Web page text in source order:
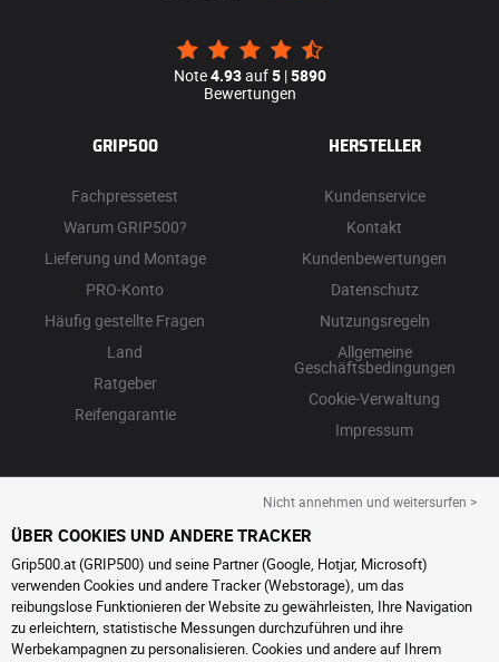
Note4.93auf5|5890
Bewertungen
GRIP500
Fachpressetest
Warum GRIP500?
Lieferung und Montage
PRO-Konto
Häufig gestellte Fragen
Land
Ratgeber
Reifengarantie
HERSTELLER
Kundenservice
Kontakt
Kundenbewertungen
Datenschutz
Nutzungsregeln
Allgemeine
Geschäftsbedingungen
Cookie-Verwaltung
Impressum
Nicht annehmen und weitersurfen >
ÜBER COOKIES UND ANDERE TRACKER
Grip500.at (GRIP500) und seine Partner (Google, Hotjar, Microsoft)
verwenden Cookies und andere Tracker (Webstorage), um das
reibungslose Funktionieren der Website zu gewährleisten, Ihre Navigation
zu erleichtern, statistische Messungen durchzuführen und ihre
Werbekampagnen zu personalisieren. Cookies und andere auf Ihrem